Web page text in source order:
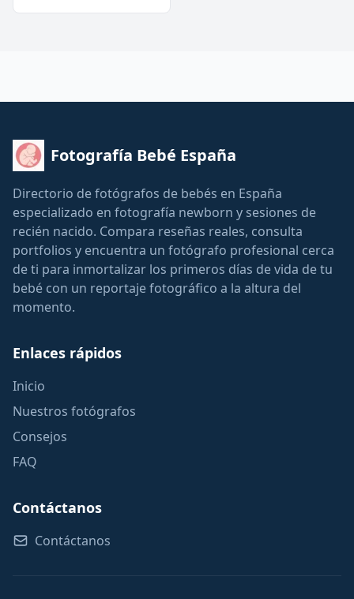
Fotografía Bebé España
Directorio de fotógrafos de bebés en España
especializado en fotografía newborn y sesiones de
recién nacido. Compara reseñas reales, consulta
portfolios y encuentra un fotógrafo profesional cerca
de ti para inmortalizar los primeros días de vida de tu
bebé con un reportaje fotográfico a la altura del
momento.
Enlaces rápidos
Inicio
Nuestros fotógrafos
Consejos
FAQ
Contáctanos
Contáctanos